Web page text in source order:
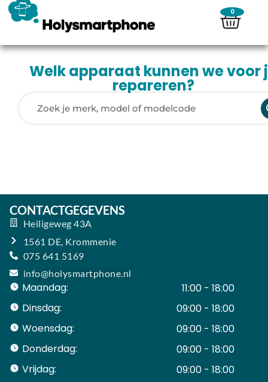
0
Welk apparaat kunnen we voor
repareren?
CONTACTGEGEVENS
Heiligeweg 43A
1561 DE, Krommenie
075 641 5169
info@holysmartphone.nl
Maandag:
11:00 - 18:00
Dinsdag:
09:00 - 18:00
Woensdag:
09:00 - 18:00
Donderdag:
09:00 - 18:00
Vrijdag:
09:00 - 18:00